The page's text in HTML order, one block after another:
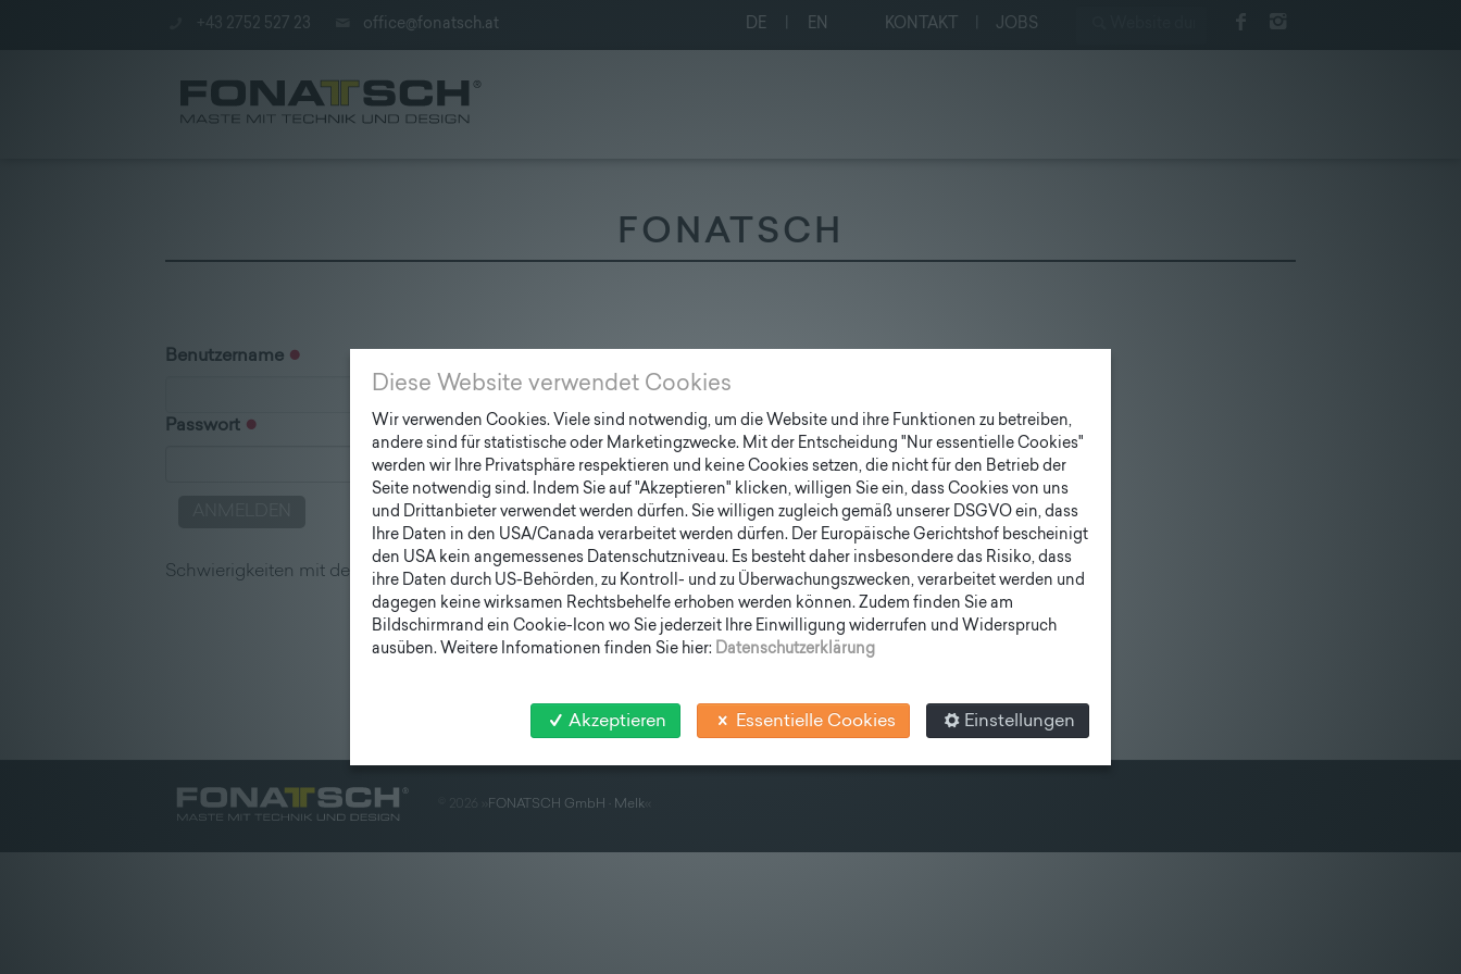
+43 2752 527 23 office@fonatsch.at KONTAKT JOBS
DE EN
FONATSCH
Benutzername
Passwort
Schwierigkeiten mit dem Anmelden? Hilfe erhalten
2026 FONATSCH GmbH · Melk«
Diese Website verwendet Cookies
Wir verwenden Cookies. Viele sind notwendig, um die Website und ihre Funktionen zu betreiben,
andere sind für statistische oder Marketingzwecke. Mit der Entscheidung "Nur essentielle Cookies"
werden wir Ihre Privatsphäre respektieren und keine Cookies setzen, die nicht für den Betrieb der
Seite notwendig sind. Indem Sie auf "Akzeptieren" klicken, willigen Sie ein, dass Cookies von uns
und Drittanbieter verwendet werden dürfen. Sie willigen zugleich gemäß unserer DSGVO ein, dass
Ihre Daten in den USA/Canada verarbeitet werden dürfen. Der Europäische Gerichtshof bescheinigt
den USA kein angemessenes Datenschutzniveau. Es besteht daher insbesondere das Risiko, dass
ihre Daten durch US-Behörden, zu Kontroll- und zu Überwachungszwecken, verarbeitet werden und
dagegen keine wirksamen Rechtsbehelfe erhoben werden können. Zudem finden Sie am
Bildschirmrand ein Cookie-Icon wo Sie jederzeit Ihre Einwilligung widerrufen und Widerspruch
ausüben. Weitere Infomationen finden Sie hier: Datenschutzerklärung
Akzeptieren Essentielle Cookies Einstellungen